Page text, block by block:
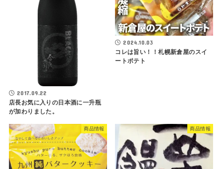
2017.09.22
店長お気に入りの日本酒に一升瓶
が加わりました。
2024.10.03
コレは旨い！！札幌新倉屋のスイ
ートポテト
商品情報 商品情報